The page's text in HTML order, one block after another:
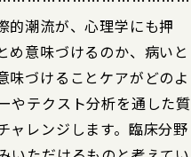
的潮流が、心理学にも押
め意味づけるのか、病いと
味づけることケアがどのよ
やテクスト分析を通した質
ャレンジします。臨床分野